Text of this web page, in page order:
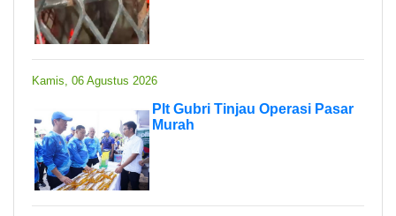
Kamis, 06 Agustus 2026
Plt Gubri Tinjau Operasi Pasar
Murah